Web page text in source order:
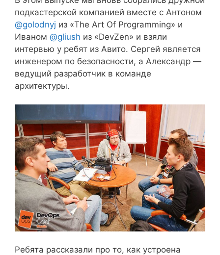
подкастерской компанией вместе с Антоном
@golodnyj из «The Art Of Programming» и
Иваном @gliush из «DevZen» и взяли
интервью у ребят из Авито. Сергей является
инженером по безопасности, а Александр —
ведущий разработчик в команде
архитектуры.
Ребята рассказали про то, как устроена